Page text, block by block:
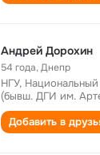
Андрей Дорохин
54 года,Днепр
НГУ,
(бывш. ДГИ им.
Добавить в